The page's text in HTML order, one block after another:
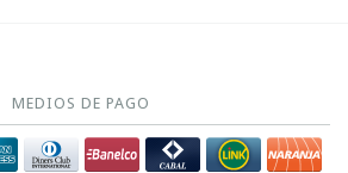
MEDIOS DE PAGO